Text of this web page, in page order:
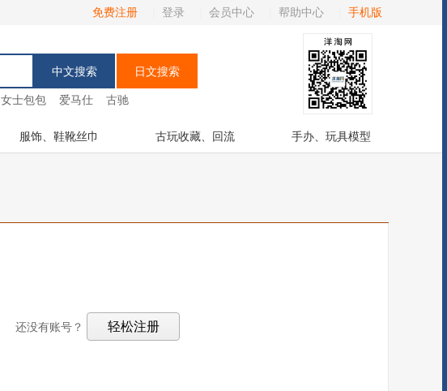
免费注册 登录 会员中心 帮助中心 手机版
女士包包 爱马仕 古驰
服饰、鞋靴丝巾 古玩收藏、回流 手办、玩具模型
还没有账号？